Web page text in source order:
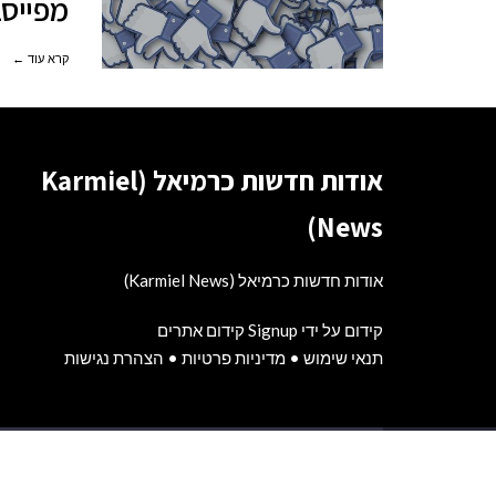
קרא עוד ←
אודות חדשות כרמיאל (Karmiel
News)
אודות חדשות כרמיאל (Karmiel News)
קידום על ידי Signup קידום אתרים
תנאי שימוש • מדיניות פרטיות • הצהרת נגישות